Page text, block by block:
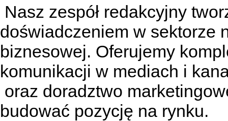
Nasz zespół redakcyjny
doświadczeniem w sektorze
biznesowej. Oferujemy
komunikacji w mediach i
oraz doradztwo
budować pozycję na rynku.